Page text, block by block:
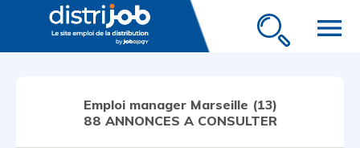
menu
Emploi manager Marseille (13)
88 ANNONCES A CONSULTER